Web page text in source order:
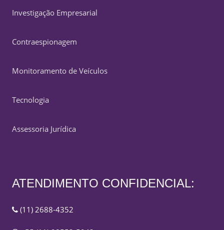
Investigação Empresarial
Contraespionagem
Monitoramento de Veículos
Tecnologia
Assessoria Jurídica
ATENDIMENTO CONFIDENCIAL:
(11) 2688-4352